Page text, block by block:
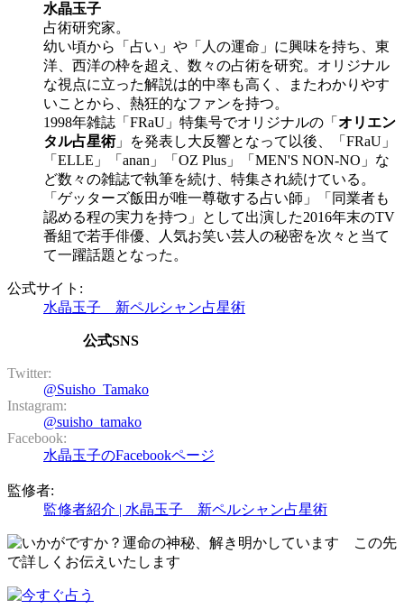
水晶玉子
占術研究家。
幼い頃から「占い」や「人の運命」に興味を持ち、東
洋、西洋の枠を超え、数々の占術を研究。オリジナル
な視点に立った解説は的中率も高く、またわかりやす
いことから、熱狂的なファンを持つ。
1998年雑誌「FRaU」特集号でオリジナルの「 オリエン
タル占星術」を発表し大反響となって以後、「FRaU」
「ELLE」「anan」「OZ Plus」「MEN'S NON-NO」な
ど数々の雑誌で執筆を続け、特集され続けている。
「ゲッターズ飯田が唯一尊敬する占い師」「同業者も
認める程の実力を持つ」として出演した2016年末のTV
番組で若手俳優、人気お笑い芸人の秘密を次々と当て
て一躍話題となった。
公式サイト:
水晶玉子 新ペルシャン占星術
公式SNS
Twitter:
@Suisho_Tamako
Instagram:
@suisho_tamako
Facebook:
水晶玉子のFacebookページ
監修者:
監修者紹介 | 水晶玉子 新ペルシャン占星術